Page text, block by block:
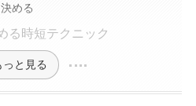
める
る時短テクニック
っと見る